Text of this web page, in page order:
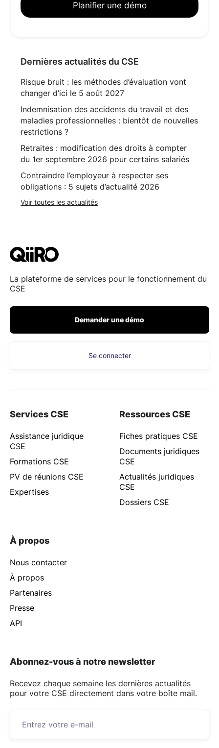
Planifier une démo
Dernières actualités du CSE
Risque bruit : les méthodes d’évaluation vont
changer d’ici le 5 août 2027
Indemnisation des accidents du travail et des
maladies professionnelles : bientôt de nouvelles
restrictions ?
Retraites : modification des droits à compter
du 1er septembre 2026 pour certains salariés
Contraindre l’employeur à respecter ses
obligations : 5 sujets d’actualité 2026
Voir toutes les actualités
La plateforme de services pour le fonctionnement du
CSE
Demander une démo
Se connecter
Services CSE
Assistance juridique
CSE
Formations CSE
PV de réunions CSE
Expertises
Ressources CSE
Fiches pratiques CSE
Documents juridiques
CSE
Actualités juridiques
CSE
Dossiers CSE
À propos
Nous contacter
À propos
Partenaires
Presse
API
Abonnez-vous à notre newsletter
Recevez chaque semaine les dernières actualités
pour votre CSE directement dans votre boîte mail.